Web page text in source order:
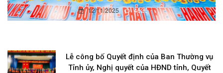
12/11/2025 4626
Lễ công bố Quyết định của Ban Thường vụ
Tỉnh ủy, Nghị quyết của HĐND tỉnh, Quyết